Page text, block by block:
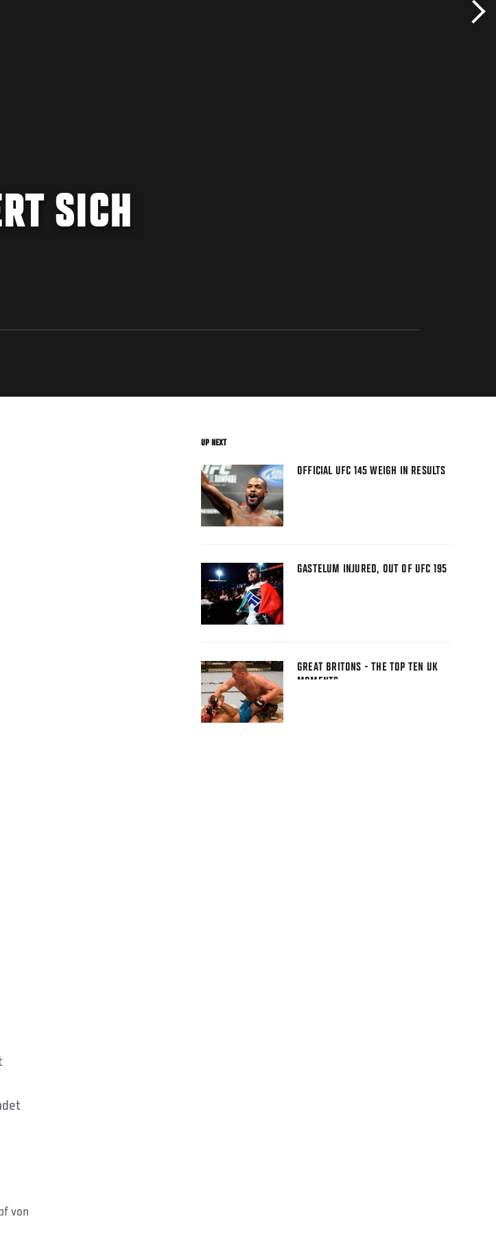
SICH
von
UP NEXT
OFFICIAL UFC 145 WEIGH IN RESULTS
GASTELUM INJURED, OUT OF UFC 195
GREAT BRITONS - THE TOP TEN UK
MOMENTS